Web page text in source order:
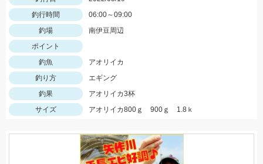
釣行時間
06:00～09:00
釣場
南伊豆周辺
ポイント
釣魚
アオリイカ
釣り方
エギング
釣果
アオリイカ3杯
サイズ
アオリイカ800ｇ 900ｇ 1.8ｋ